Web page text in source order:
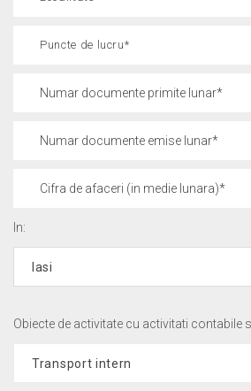
In:
Obiecte de activitate cu activitati contabile